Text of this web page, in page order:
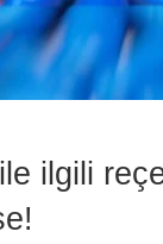
ilgili